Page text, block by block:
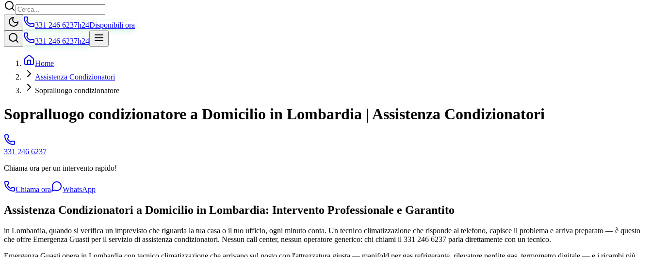
331 246 6237h24Disponibili ora
331 246 6237h24
Home
Assistenza Condizionatori
Sopralluogo condizionatore
Sopralluogo condizionatore a Domicilio in Lombardia | Assistenza Condizionatori
331 246 6237
Chiama ora per un intervento rapido!
Chiama ora WhatsApp
Assistenza Condizionatori a Domicilio in Lombardia: Intervento Professionale e Garantito
in Lombardia, quando si verifica un imprevisto che riguarda la tua casa o il tuo ufficio, ogni minuto conta. Un tecnico climatizzazione che risponde al telefono, capisce il problema e arriva preparato — è questo
che offre Emergenza Guasti per il servizio di assistenza condizionatori. Nessun call center, nessun operatore generico: chi chiami il 331 246 6237 parla direttamente con un tecnico.